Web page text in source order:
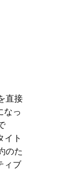
直接
なっ
イト
のた
ィブ